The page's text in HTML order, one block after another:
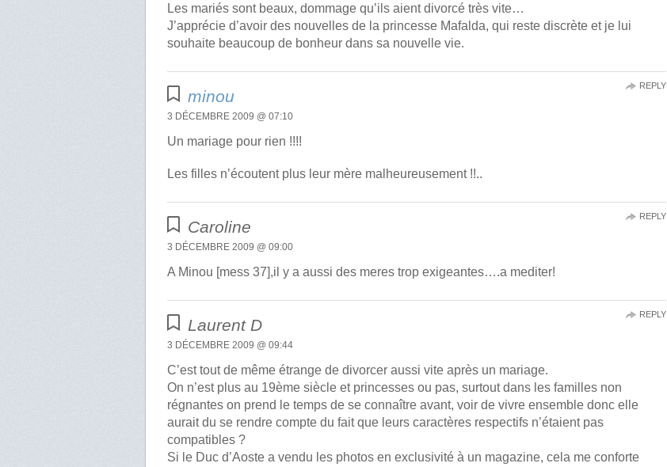
Les mariés sont beaux, dommage qu’ils aient divorcé très vite…
J’apprécie d’avoir des nouvelles de la princesse Mafalda, qui reste discrète et je lui
souhaite beaucoup de bonheur dans sa nouvelle vie.
minou
3 DÉCEMBRE 2009 @ 07:10
Un mariage pour rien !!!!
Les filles n’écoutent plus leur mère malheureusement !!..
REPLY
Caroline
3 DÉCEMBRE 2009 @ 09:00
A Minou [mess 37],il y a aussi des meres trop exigeantes….a mediter!
REPLY
Laurent D
3 DÉCEMBRE 2009 @ 09:44
C’est tout de même étrange de divorcer aussi vite après un mariage.
On n’est plus au 19ème siècle et princesses ou pas, surtout dans les familles non
régnantes on prend le temps de se connaître avant, voir de vivre ensemble donc elle
aurait du se rendre compte du fait que leurs caractères respectifs n’étaient pas
compatibles ?
Si le Duc d’Aoste a vendu les photos en exclusivité à un magazine, cela me conforte
REPLY